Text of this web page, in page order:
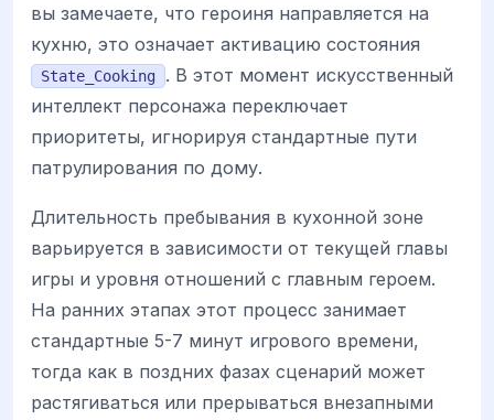
вы замечаете, что героиня направляется на
кухню, это означает активацию состояния
State_Cooking
. В этот момент искусственный
интеллект персонажа переключает
приоритеты, игнорируя стандартные пути
патрулирования по дому.
Длительность пребывания в кухонной зоне
варьируется в зависимости от текущей главы
игры и уровня отношений с главным героем.
На ранних этапах этот процесс занимает
стандартные 5-7 минут игрового времени,
тогда как в поздних фазах сценарий может
растягиваться или прерываться внезапными